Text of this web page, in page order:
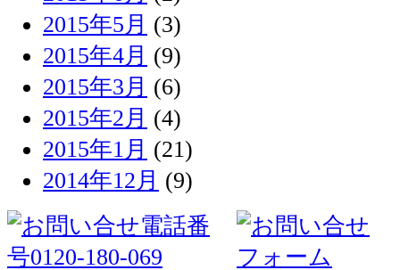
2015年5月 (3)
2015年4月 (9)
2015年3月 (6)
2015年2月 (4)
2015年1月 (21)
2014年12月 (9)